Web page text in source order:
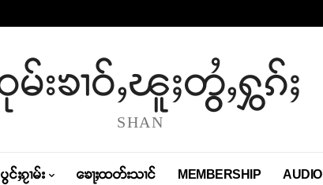
းၶၢဝ်ႇၽူႈတွႆႇႁွၵ်ႈ
SHAN
ပွင်ႈၵႂၢမ်း ၶေႃႈထတ်းသၢင် MEMBERSHIP AUDIO